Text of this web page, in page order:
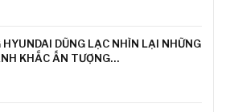
HYUNDAI DŨNG LẠC NHÌN LẠI NHỮNG
KHẮC ẤN TƯỢNG…